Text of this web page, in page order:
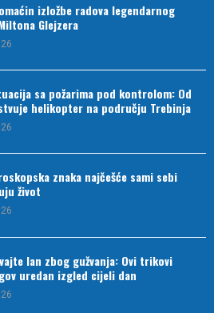
izložbe radova legendarnog
Glejzera
sa požarima pod kontrolom: Od
helikopter na području Trebinja
znaka najčešće sami sebi
život
lan zbog gužvanja: Ovi trikovi
uredan izgled cijeli dan